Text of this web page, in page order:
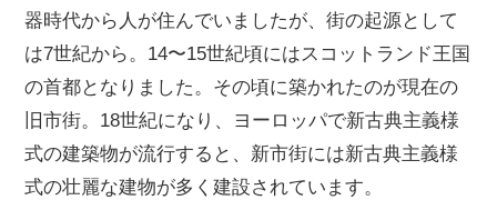
器時代から人が住んでいましたが、街の起源として
は7世紀から。14〜15世紀頃にはスコットランド王国
の首都となりました。その頃に築かれたのが現在の
旧市街。18世紀になり、ヨーロッパで新古典主義様
式の建築物が流行すると、新市街には新古典主義様
式の壮麗な建物が多く建設されています。